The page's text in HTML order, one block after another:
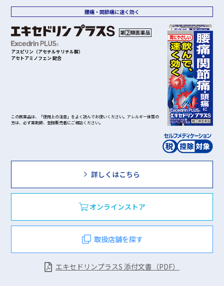
腰痛・関節痛に速く効く
アスピリン（アセチルサリチル酸）
アセトアミノフェン 配合
この医薬品は、「使用上の注意」をよく読んでお使いください。アレルギー体質の
方は、必ず薬剤師、登録販売者にご相談ください。
詳しくはこちら
オンラインストア
ポ
モ
取扱店舗を探す
エキセドリンプラスS 添付文書（PDF）